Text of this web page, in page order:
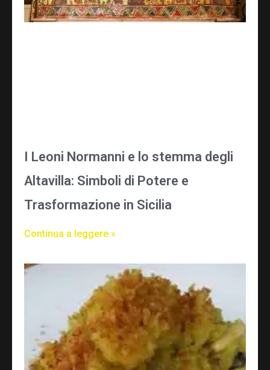
I Leoni Normanni e lo stemma degli
Altavilla: Simboli di Potere e
Trasformazione in Sicilia
Continua a leggere »